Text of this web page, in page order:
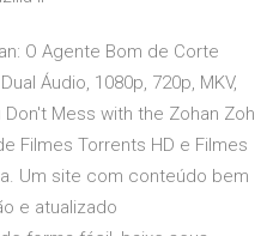
O Agente Bom de Corte
Áudio, 1080p, 720p, MKV,
Mess with the Zohan Zoh
Filmes Torrents HD e Filmes
Um site com conteúdo bem
e atualizado